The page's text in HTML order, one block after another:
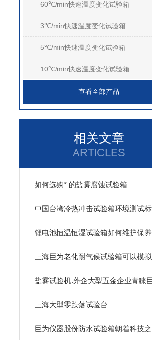
60℃/min快速温度变化试验箱
3℃/min快速温度变化试验箱
5℃/min快速温度变化试验箱
10℃/min快速温度变化试验箱
查看全部产品
相关文章
ARTICLES
如何选购* 的盐雾腐蚀试验箱
锂电池恒温恒湿试验箱如何维护保养
上海大型零跌落试验台